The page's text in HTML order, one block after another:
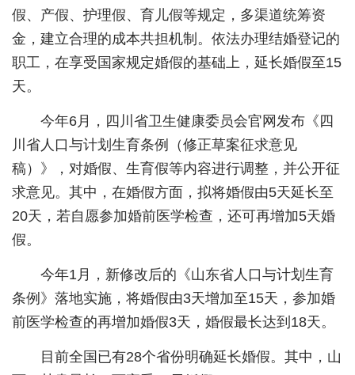
经济
城建
科教
健康
悠游
相亲
汽车
房产
消费
创意
假、产假、护理假、育儿假等规定，多渠道统筹资
金，建立合理的成本共担机制。依法办理结婚登记的
职工，在享受国家规定婚假的基础上，延长婚假至15
天。
今年6月，四川省卫生健康委员会官网发布《四
川省人口与计划生育条例（修正草案征求意见
稿）》，对婚假、生育假等内容进行调整，并公开征
求意见。其中，在婚假方面，拟将婚假由5天延长至
20天，若自愿参加婚前医学检查，还可再增加5天婚
假。
今年1月，新修改后的《山东省人口与计划生育
条例》落地实施，将婚假由3天增加至15天，参加婚
前医学检查的再增加婚假3天，婚假最长达到18天。
目前全国已有28个省份明确延长婚假。其中，山